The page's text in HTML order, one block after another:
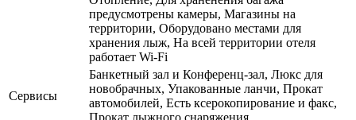
предусмотрены камеры, Магазины на
территории, Оборудовано местами для
хранения лыж, На всей территории отеля
работает Wi-Fi
Сервисы
Банкетный зал и Конференц-зал, Люкс для
новобрачных, Упакованные ланчи, Прокат
автомобилей, Есть ксерокопирование и факс,